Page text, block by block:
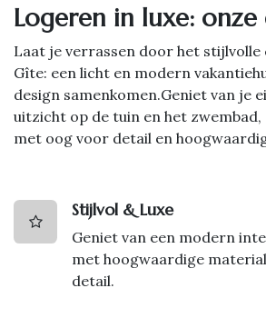
Logeren in luxe: onze
Laat je verrassen door het
Gîte: een licht en modern
design samenkomen.Geniet van je
uitzicht op de tuin en het
met oog voor detail en
Stijlvol & Luxe
Geniet van een modern
met hoogwaardige
detail.